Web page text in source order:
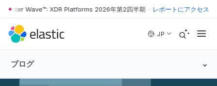
Skip to main content
Wave™: XDR Platforms 2026年第2四半期 • The Forrester Wave™:
レポートにアクセス
JP
ブログ